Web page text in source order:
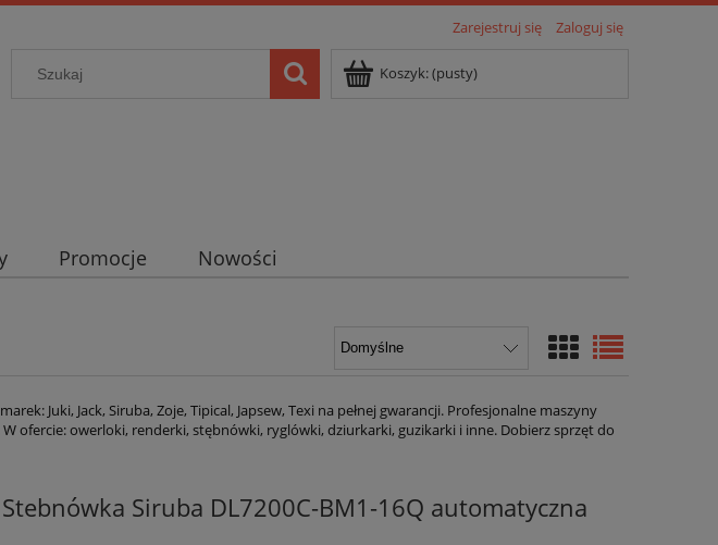
Zarejestruj się Zaloguj się
Koszyk:(pusty)
Promocje Nowości
Juki, Jack, Siruba, Zoje, Tipical, Japsew, Texi na pełnej gwarancji. Profesjonalne maszyny
ofercie: owerloki, renderki, stębnówki, ryglówki, dziurkarki, guzikarki i inne. Dobierz sprzęt do
Stebnówka Siruba DL7200C-BM1-16Q automatyczna